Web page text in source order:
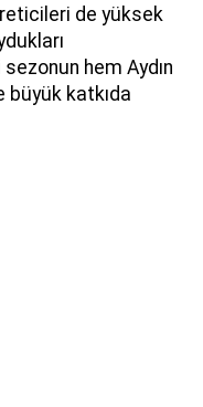
de yüksek
hem Aydın
büyük katkıda